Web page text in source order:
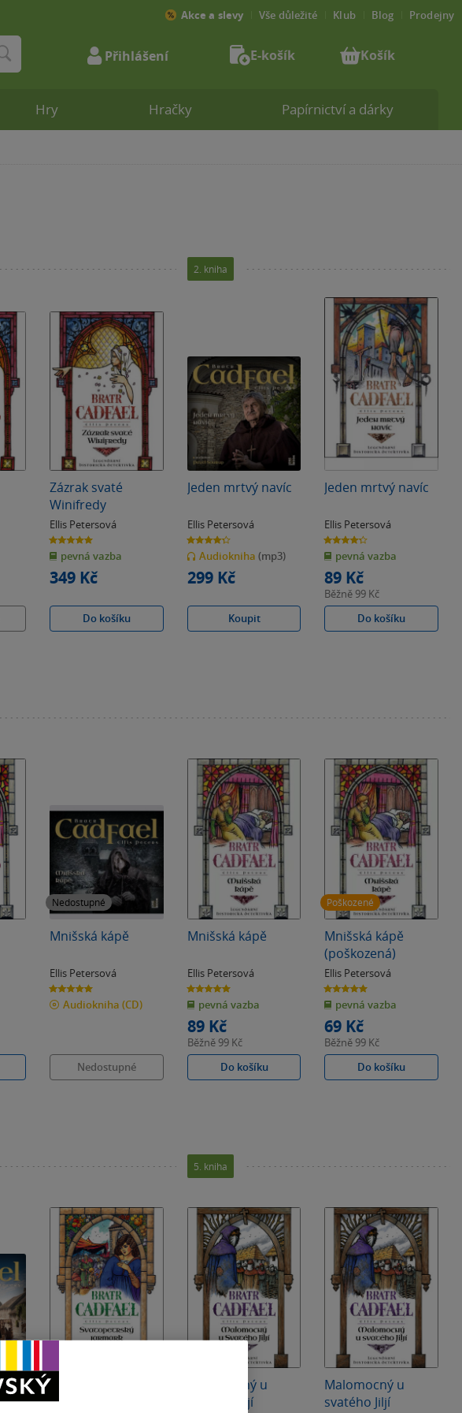
Zázrak svaté
Winifredy
Ellis Petersová
5.0
z
5
hvězdiček
pevná vazba
349 Kč
Do košíku
2. kniha
Jeden mrtvý navíc
Ellis Petersová
4.3
z
5
hvězdiček
Audiokniha (mp3)
299 Kč
Koupit
Jeden mrtvý navíc
Ellis Petersová
4.3
z
5
hvězdiček
pevná vazba
89 Kč
Běžně 99 Kč
Do košíku
Nedostupné
Mnišská kápě
Ellis Petersová
5.0
z
5
hvězdiček
Audiokniha(CD)
Nedostupné
Mnišská kápě
Ellis Petersová
5.0
z
5
hvězdiček
pevná vazba
89 Kč
Běžně 99 Kč
Do košíku
Poškozené
Mnišská kápě
(poškozená)
Ellis Petersová
5.0
z
5
hvězdiček
pevná vazba
69 Kč
Běžně 99 Kč
Do košíku
Svatopetrský
jarmark
5. kniha
Malomocný u
svatého Jiljí
Malomocný u
svatého Jiljí
Hry Hračky Papírnictví a dárky
Akce a slevy Vše důležité Klub Blog Prodejny
Přihlášení E-košík Košík